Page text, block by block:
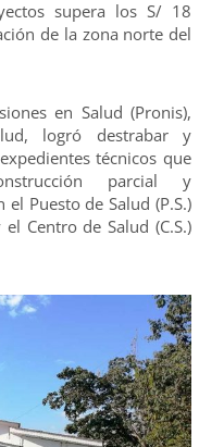
supera los S/ 18
de la zona norte del
en Salud (Pronis),
logró destrabar y
técnicos que
parcial y
Puesto de Salud (P.S.)
Centro de Salud (C.S.)